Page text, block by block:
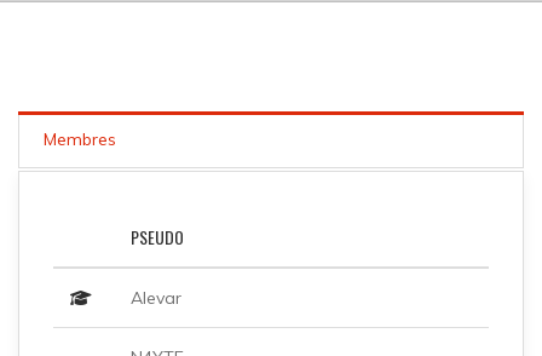
Membres
PSEUDO
Alevar